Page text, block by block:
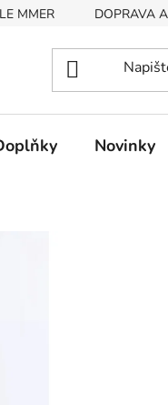
MMER DOPRAVA
Novinky